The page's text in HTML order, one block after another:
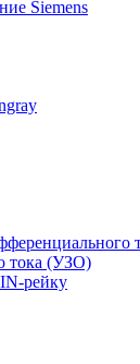
Siemens
тока (УЗО)
рейку